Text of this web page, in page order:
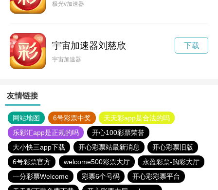
极光v加速器
宇宙加速器刘慈欣
宇宙加速器
下载
友情链接
网站地图 6号彩票中奖
天天彩app是合法的吗
乐彩汇app是正规的吗
开心100彩票荣誉
大小快三app下载
开心彩票站最新消息
开心彩票旧版
6号彩票官方
welcome500彩票大厅
永盈彩票-购彩大厅
一分彩票Welcome
彩票6个号码
开心彩彩票平台